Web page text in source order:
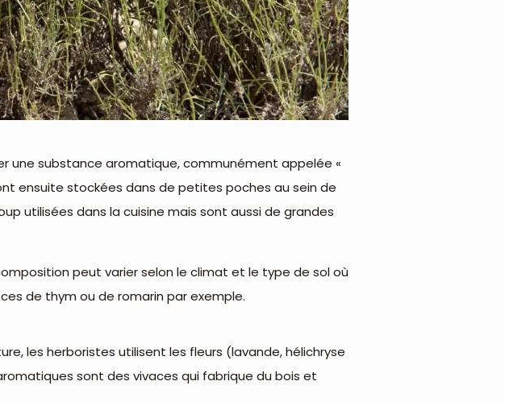
une substance aromatique, communément appelée «
ensuite stockées dans de petites poches au sein de
utilisées dans la cuisine mais sont aussi de grandes
peut varier selon le climat et le type de sol où
de thym ou de romarin par exemple.
les herboristes utilisent les fleurs (lavande, hélichryse
sont des vivaces qui fabrique du bois et